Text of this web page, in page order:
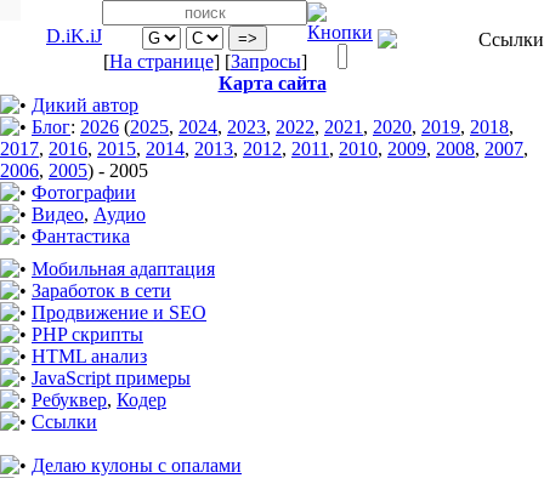
D.iK.iJ
[На странице] [Запросы]
Карта сайта
Дикий автор
Блог: 2026 (2025, 2024, 2023, 2022, 2021 , 2020, 2019, 2018,
2017, 2016, 2015, 2014, 2013, 2012, 2011 , 2010, 2009, 2008, 2007,
2006, 2005) - 2005
Фотографии
Видео, Аудио
Фантастика
Мобильная адаптация
Заработок в сети
Продвижение и SEO
PHP скрипты
HTML анализ
JavaScript примеры
Ребуквер, Кодер
Ссылки
Делаю кулоны с опалами